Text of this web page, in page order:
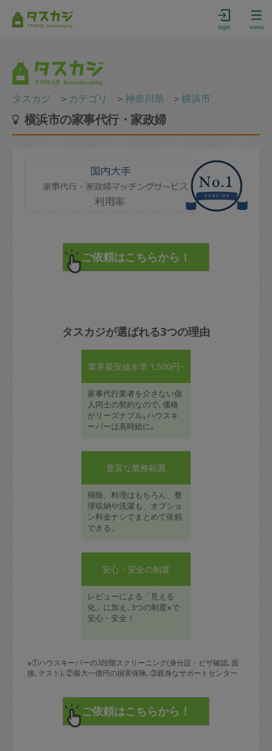
login menu
タスカジ ＞ カテゴリ ＞神奈川県 ＞横浜市
横浜市の家事代行・家政婦
タスカジが選ばれる3つの理由
業界最安値水準 1,500円~
家事代行業者を介さない個
人同士の契約なので､価格
がリーズナブル｡ハウスキ
ーパーは高時給に｡
豊富な業務範囲
掃除、料理はもちろん、整
理収納や洗濯も、オプショ
ン料金ナシでまとめて依頼
できる。
安心・安全の制度
レビューによる「見える
化」に加え､3つの制度※で
安心・安全！
※①ハウスキーパーの3段階スクリーニング(身分証・ビザ確認､面
接､テスト)､②最大一億円の損害保険､③親身なサポートセンター